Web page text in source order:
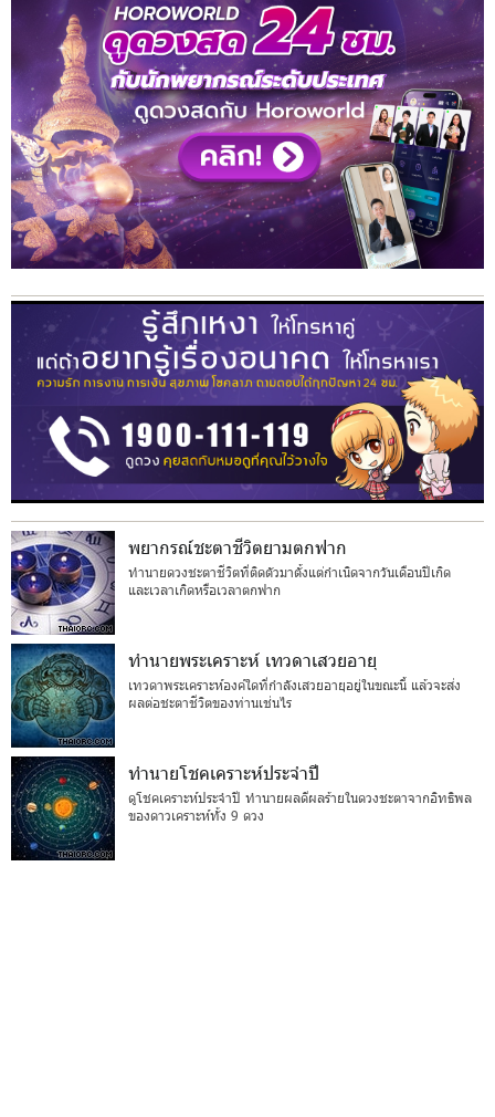
พยากรณ์ชะตาชีวิตยามตกฟาก
ทำนายดวงชะตาชีวิตที่ติดตัวมาตั้งแต่กำเนิดจากวันเดือนปีเกิด
และเวลาเกิดหรือเวลาตกฟาก
ทำนายพระเคราะห์ เทวดาเสวยอายุ
เทวดาพระเคราะห์องค์ใดที่กำลังเสวยอายุอยู่ในขณะนี้ แล้วจะส่ง
ผลต่อชะตาชีวิตของท่านเช่นไร
ทำนายโชคเคราะห์ประจำปี
ดูโชคเคราะห์ประจำปี ทำนายผลดีผลร้ายในดวงชะตาจากอิทธิพล
ของดาวเคราะห์ทั้ง 9 ดวง